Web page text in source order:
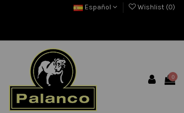
Español Wishlist (0)
0